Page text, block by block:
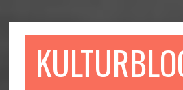
till
till
sidofältet
till